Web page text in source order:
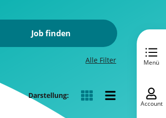
Job finden
Alle Filter
Darstellung:
Menü
Account